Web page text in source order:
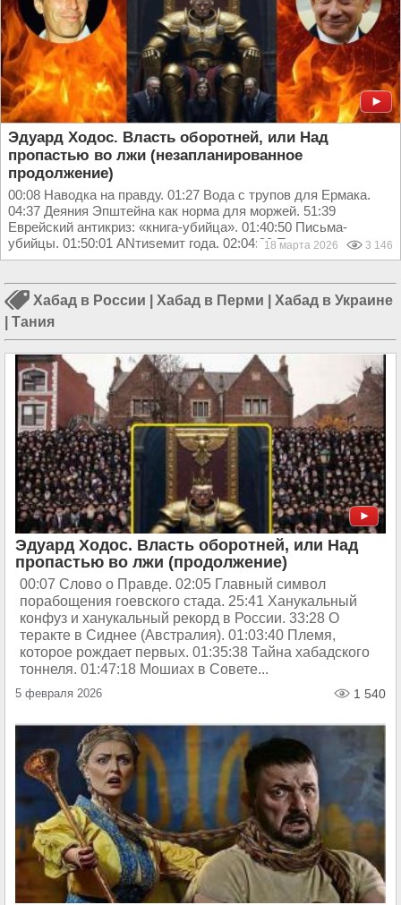
Эдуард Ходос. Власть оборотней, или Над
пропастью во лжи (незапланированное
продолжение)
00:08 Наводка на правду. 01:27 Вода с трупов для Ермака.
04:37 Деяния Эпштейна как норма для моржей. 51:39
Еврейский антикриз: «книга-убийца». 01:40:50 Письма-
убийцы. 01:50:01 АNтиsемит года. 02:04:30 Пурим и...
18 марта 2026 3 146
Хабад в России Хабад в Перми
Хабад в Украине
Тания
Эдуард Ходос. Власть оборотней, или Над
пропастью во лжи (продолжение)
00:07 Слово о Правде. 02:05 Главный символ
порабощения гоевского стада. 25:41 Ханукальный
конфуз и ханукальный рекорд в России. 33:28 О
теракте в Сиднее (Австралия). 01:03:40 Племя,
которое рождает первых. 01:35:38 Тайна хабадского
тоннеля. 01:47:18 Мошиах в Совете...
5 февраля 2026 1 540